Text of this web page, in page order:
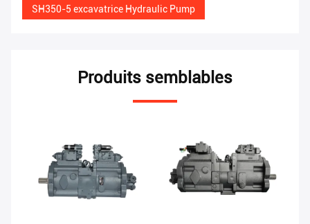
SH350-5 excavatrice Hydraulic Pump
Produits semblables